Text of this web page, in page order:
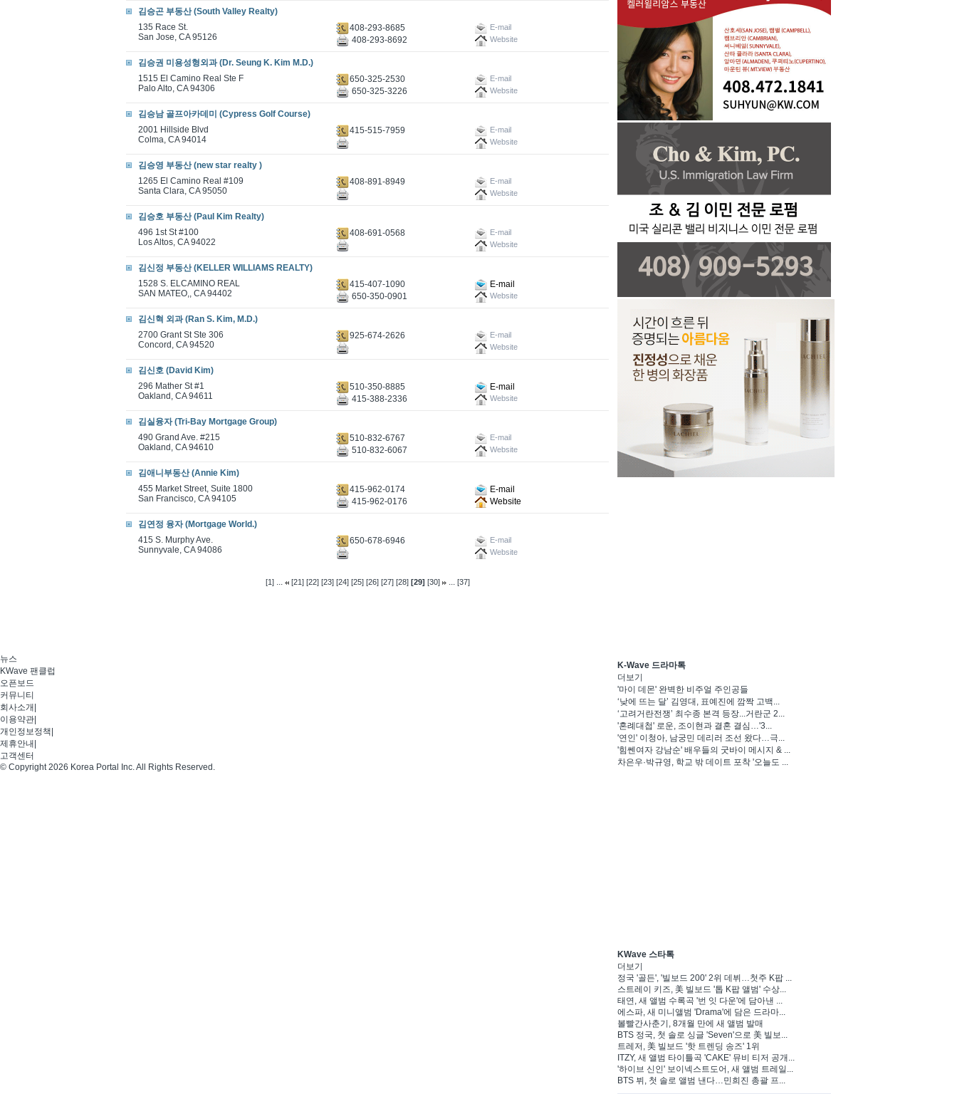
김승곤 부동산 (South Valley Realty)
135 Race St.
San Jose, CA 95126
408-293-8685 E-mail
408-293-8692 Website
김승권 미용성형외과 (Dr. Seung K. Kim M.D.)
1515 El Camino Real Ste F
Palo Alto, CA 94306
650-325-2530 E-mail
650-325-3226 Website
김승남 골프아카데미 (Cypress Golf Course)
2001 Hillside Blvd
Colma, CA 94014
415-515-7959
E-mail
Website
김승영 부동산 (new star realty )
1265 El Camino Real #109
Santa Clara, CA 95050
408-891-8949
E-mail
Website
김승호 부동산 (Paul Kim Realty)
496 1st St #100
Los Altos, CA 94022
408-691-0568
E-mail
Website
김신정 부동산 (KELLER WILLIAMS REALTY)
1528 S. ELCAMINO REAL
SAN MATEO,, CA 94402
415-407-1090
E-mail
650-350-0901
Website
김신혁 외과 (Ran S. Kim, M.D.)
2700 Grant St Ste 306
Concord, CA 94520
925-674-2626
E-mail
Website
김신호 (David Kim)
296 Mather St #1
Oakland, CA 94611
510-350-8885
E-mail
415-388-2336
Website
김실융자 (Tri-Bay Mortgage Group)
490 Grand Ave. #215
Oakland, CA 94610
510-832-6767 E-mail
510-832-6067 Website
김애니부동산 (Annie Kim)
455 Market Street, Suite 1800
San Francisco, CA 94105
415-962-0174
E-mail
415-962-0176
Website
김연정 융자 (Mortgage World.)
415 S. Murphy Ave.
Sunnyvale, CA 94086
650-678-6946
E-mail
Website
[1]... [21] [22] [23] [24] [25] [26] [27] [28] [29] [30] ... [37]
K-Wave 드라마톡
더보기
'마이 데몬' 완벽한 비주얼 주인공들
‘낮에 뜨는 달’ 김영대, 표예진에 깜짝 고백...
‘고려거란전쟁’ 최수종 본격 등장...거란군 2...
'혼례대첩' 로운, 조이현과 결혼 결심…'3...
'연인' 이청아, 남궁민 데리러 조선 왔다…극...
'힘쎈여자 강남순' 배우들의 굿바이 메시지 & ...
차은우·박규영, 학교 밖 데이트 포착 '오늘도 ...
KWave 스타톡
더보기
정국 '골든', '빌보드 200' 2위 데뷔…첫주 K팝 ...
스트레이 키즈, 美 빌보드 '톱 K팝 앨범' 수상...
태연, 새 앨범 수록곡 '번 잇 다운'에 담아낸 ...
에스파, 새 미니앨범 'Drama'에 담은 드라마...
볼빨간사춘기, 8개월 만에 새 앨범 발매
BTS 정국, 첫 솔로 싱글 'Seven'으로 美 빌보...
트레저, 美 빌보드 '핫 트렌딩 송즈' 1위
ITZY, 새 앨범 타이틀곡 'CAKE' 뮤비 티저 공개...
'하이브 신인' 보이넥스트도어, 새 앨범 트레일...
BTS 뷔, 첫 솔로 앨범 낸다…민희진 총괄 프...
뉴스
KWave 팬클럽
오픈보드
커뮤니티
회사소개
이용약관
개인정보정책
제휴안내
고객센터
© Copyright 2026 Korea Portal Inc. All Rights Reserved.